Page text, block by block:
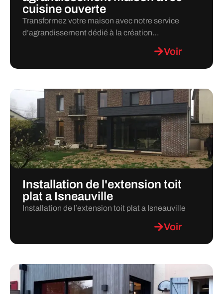
cuisine ouverte
Transformez votre maison avec notre service
d’agrandissement dédié à la création…
Voir
Installation de l'extension toit
plat a Isneauville
Installation de l’extension toit plat a Isneauville
Voir